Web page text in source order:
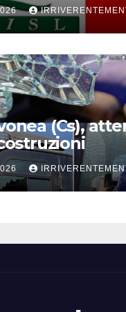
da
valore
(Cs),